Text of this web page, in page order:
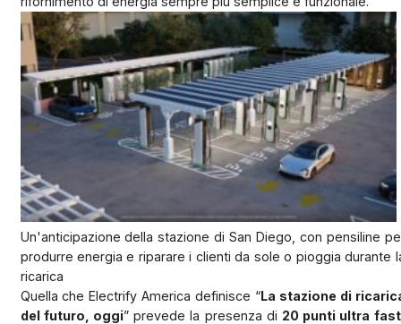
Un'anticipazione della stazione di San Diego, con pensiline
produrre energia e riparare i clienti da sole o pioggia durante
ricarica
Quella che Electrify America definisce “La stazione di
del futuro, oggi” prevede la presenza di 20 punti ultra